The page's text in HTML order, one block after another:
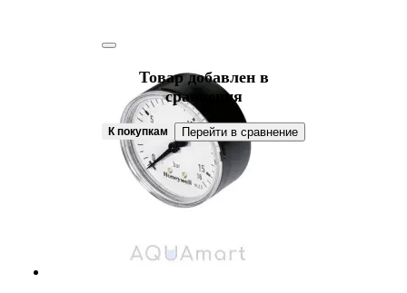
Товар добавлен в
сравнения
К покупкам Перейти в сравнение